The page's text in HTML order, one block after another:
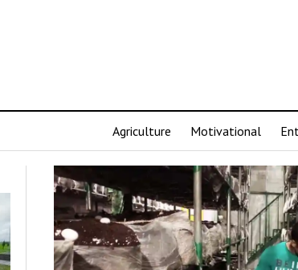
Agriculture Motivational